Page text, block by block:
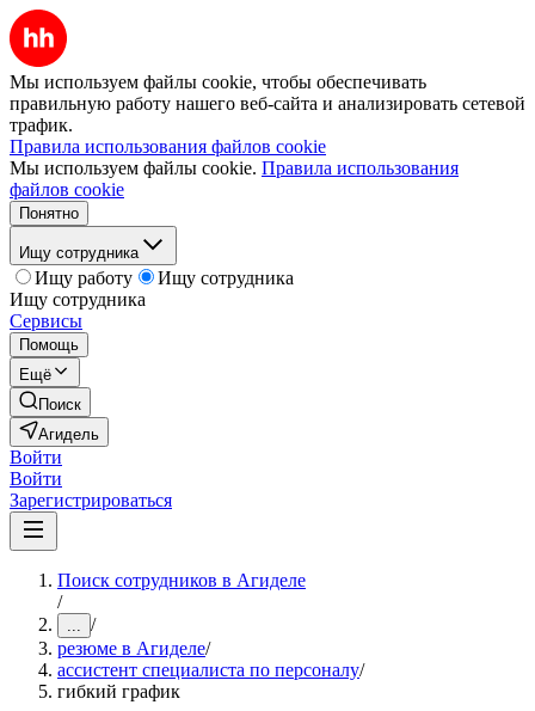
Мы используем файлы cookie, чтобы обеспечивать
правильную работу нашего веб-сайта и анализировать сетевой
трафик.
Правила использования файлов cookie
Мы используем файлы cookie. Правила использования
файлов cookie
Понятно
Ищу сотрудника
Ищу работу
Ищу сотрудника
Ищу сотрудника
Сервисы
Помощь
Ещё
Поиск
Агидель
Войти
Войти
Зарегистрироваться
Поиск сотрудников в Агиделе
/
... /
резюме в Агиделе/
ассистент специалиста по персоналу/
гибкий график